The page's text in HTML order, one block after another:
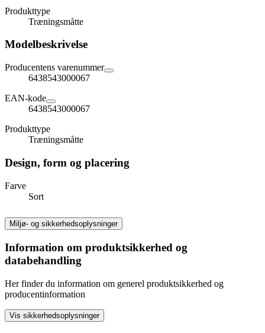
Produkttype
Træningsmåtte
Modelbeskrivelse
Producentens varenummer
6438543000067
EAN-kode
6438543000067
Produkttype
Træningsmåtte
Design, form og placering
Farve
Sort
Miljø- og sikkerhedsoplysninger
Information om produktsikkerhed og
databehandling
Her finder du information om generel produktsikkerhed og
producentinformation
Vis sikkerhedsoplysninger